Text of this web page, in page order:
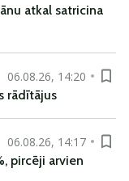
atkal satricina
06.08.26, 14:20
rādītājus
06.08.26, 14:17
pircēji arvien